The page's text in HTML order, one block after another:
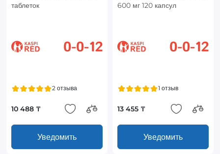
таблеток
2 отзыва
10 488 ₸
Уведомить
600 мг 120 капсул
1 отзыв
13 455 ₸
Уведомить